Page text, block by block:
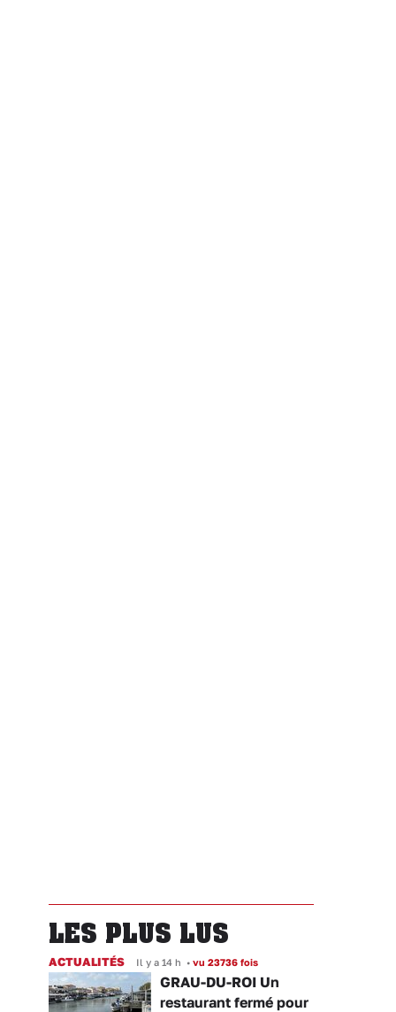
LES PLUS LUS
ACTUALITÉS Il y a 14 h • vu 23736 fois
GRAU-DU-ROI Un
restaurant fermé pour